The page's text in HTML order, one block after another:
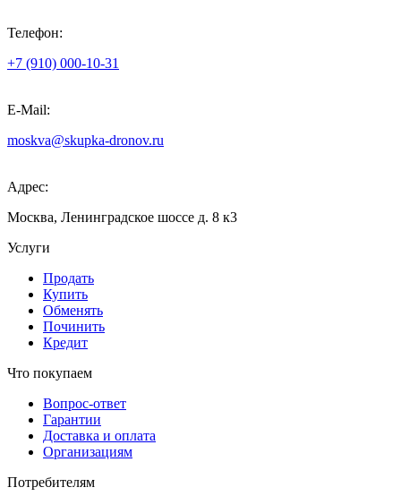
Телефон:
+7 (910) 000-10-31
E-Mail:
moskva@skupka-dronov.ru
Адрес:
Москва, Ленинградское шоссе д. 8 к3
Услуги
Продать
Купить
Обменять
Починить
Кредит
Что покупаем
Вопрос-ответ
Гарантии
Доставка и оплата
Организациям
Потребителям